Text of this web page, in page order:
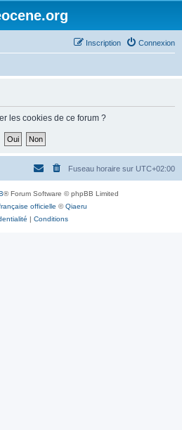
Connexion
Inscription
les cookies de ce forum ?
Fuseau horaire sur UTC+02:00
® Forum Software © phpBB Limited
officielle ©Qiaeru
| Conditions